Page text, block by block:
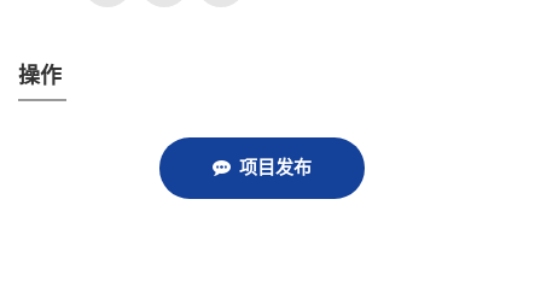
操作
项目发布